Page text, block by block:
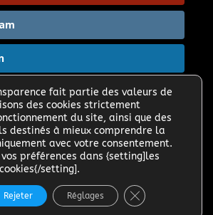
site et faites connaitre l'AMQR >
fait partie des valeurs de
des cookies strictement
du site, ainsi que des
destinés à mieux comprendre la
avec votre consentement.
préférences dans {setting]les
setting].
Rejeter Réglages Fermer la